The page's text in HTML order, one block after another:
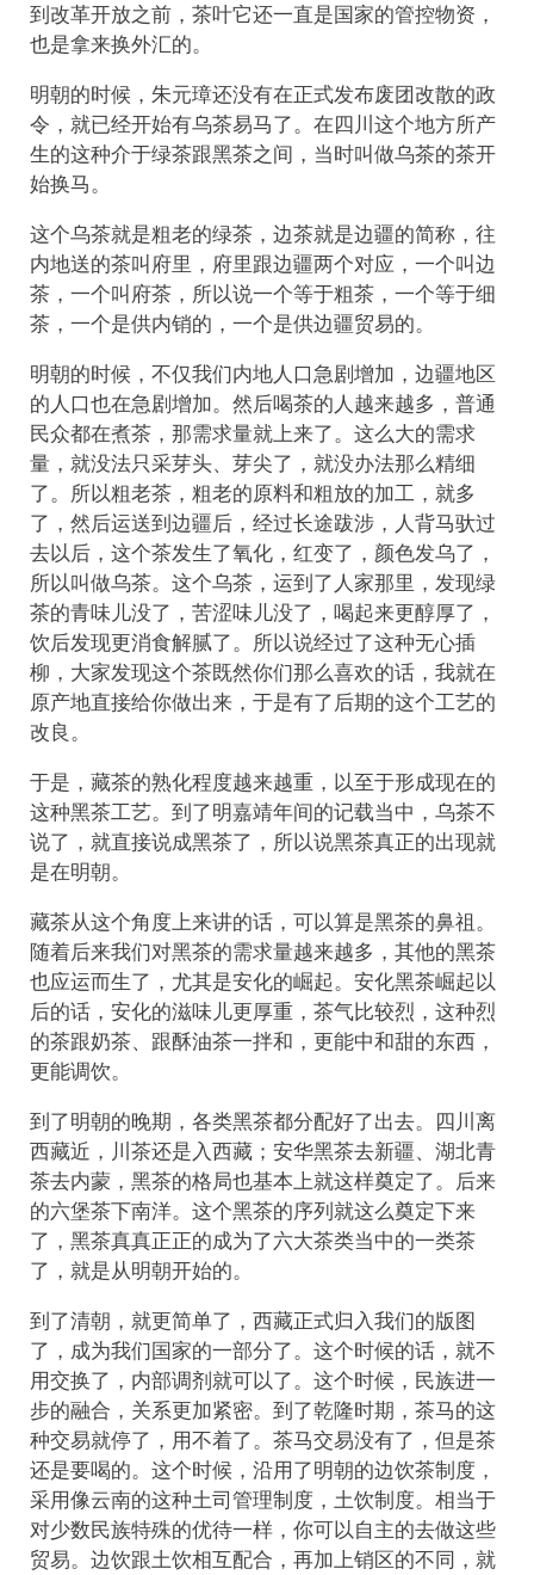
到改革开放之前，茶叶它还一直是国家的管控物资，
也是拿来换外汇的。
明朝的时候，朱元璋还没有在正式发布废团改散的政
令，就已经开始有乌茶易马了。在四川这个地方所产
生的这种介于绿茶跟黑茶之间，当时叫做乌茶的茶开
始换马。
这个乌茶就是粗老的绿茶，边茶就是边疆的简称，往
内地送的茶叫府里，府里跟边疆两个对应，一个叫边
茶，一个叫府茶，所以说一个等于粗茶，一个等于细
茶，一个是供内销的，一个是供边疆贸易的。
明朝的时候，不仅我们内地人口急剧增加，边疆地区
的人口也在急剧增加。然后喝茶的人越来越多，普通
民众都在煮茶，那需求量就上来了。这么大的需求
量，就没法只采芽头、芽尖了，就没办法那么精细
了。所以粗老茶，粗老的原料和粗放的加工，就多
了，然后运送到边疆后，经过长途跋涉，人背马驮过
去以后，这个茶发生了氧化，红变了，颜色发乌了，
所以叫做乌茶。这个乌茶，运到了人家那里，发现绿
茶的青味儿没了，苦涩味儿没了，喝起来更醇厚了，
饮后发现更消食解腻了。所以说经过了这种无心插
柳，大家发现这个茶既然你们那么喜欢的话，我就在
原产地直接给你做出来，于是有了后期的这个工艺的
改良。
于是，藏茶的熟化程度越来越重，以至于形成现在的
这种黑茶工艺。到了明嘉靖年间的记载当中，乌茶不
说了，就直接说成黑茶了，所以说黑茶真正的出现就
是在明朝。
藏茶从这个角度上来讲的话，可以算是黑茶的鼻祖。
随着后来我们对黑茶的需求量越来越多，其他的黑茶
也应运而生了，尤其是安化的崛起。安化黑茶崛起以
后的话，安化的滋味儿更厚重，茶气比较烈，这种烈
的茶跟奶茶、跟酥油茶一拌和，更能中和甜的东西，
更能调饮。
到了明朝的晚期，各类黑茶都分配好了出去。四川离
西藏近，川茶还是入西藏；安华黑茶去新疆、湖北青
茶去内蒙，黑茶的格局也基本上就这样奠定了。后来
的六堡茶下南洋。这个黑茶的序列就这么奠定下来
了，黑茶真真正正的成为了六大茶类当中的一类茶
了，就是从明朝开始的。
到了清朝，就更简单了，西藏正式归入我们的版图
了，成为我们国家的一部分了。这个时候的话，就不
用交换了，内部调剂就可以了。这个时候，民族进一
步的融合，关系更加紧密。到了乾隆时期，茶马的这
种交易就停了，用不着了。茶马交易没有了，但是茶
还是要喝的。这个时候，沿用了明朝的边饮茶制度，
采用像云南的这种土司管理制度，土饮制度。相当于
对少数民族特殊的优待一样，你可以自主的去做这些
贸易。边饮跟土饮相互配合，再加上销区的不同，就